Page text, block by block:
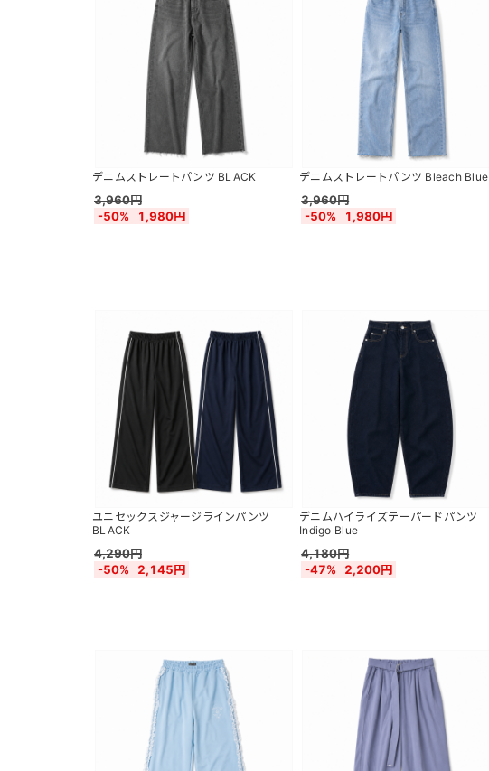
デニムストレートパンツ BLACK
3,960円
-50%
1,980円
デニムストレートパンツ Bleach Blue
3,960円
-50%
1,980円
ユニセックスジャージラインパンツ
BLACK
4,290円
-50%
2,145円
デニムハイライズテーパードパンツ
Indigo Blue
4,180円
-47%
2,200円